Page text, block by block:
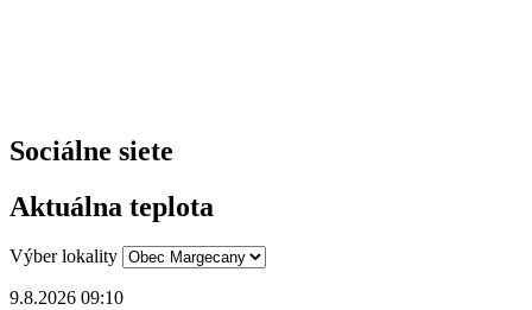
Sociálne siete
Aktuálna teplota
Výber lokality
9.8.2026 09:10